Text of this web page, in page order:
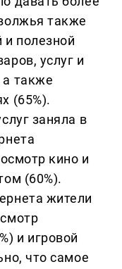
также
и полезной
услуг и
также
(65%).
заняла в
кино и
(60%).
жители
и игровой
что самое